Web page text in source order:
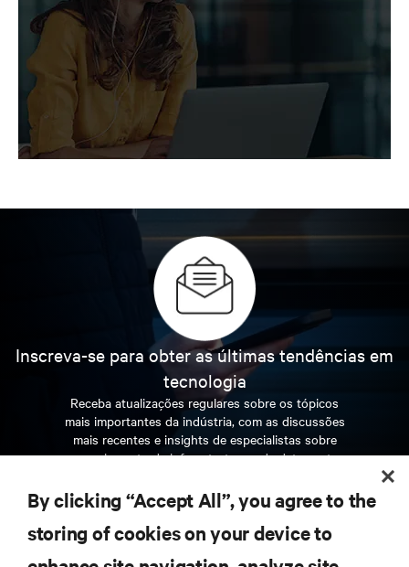
Permita que nossos contatos para a mídia lhe
proporcionem acesso às notícias mais recentes
sobre a Vertiv.
Insights daVertiv
Obtenha insights sobre data centers de
próxima geração
Inscreva-se para obter as últimas tendências em
tecnologia
Receba atualizações regulares sobre os tópicos
mais importantes da indústria, com as discussões
mais recentes e insights de especialistas sobre
gerenciamento de infraestrutura e de data center.
INSCREVA-SE AGORA
By clicking “Accept All”, you agree to the
storing of cookies on your device to